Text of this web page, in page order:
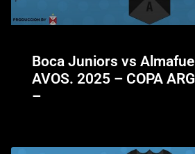
Boca Juniors vs
AVOS. 2025 – COPA
–